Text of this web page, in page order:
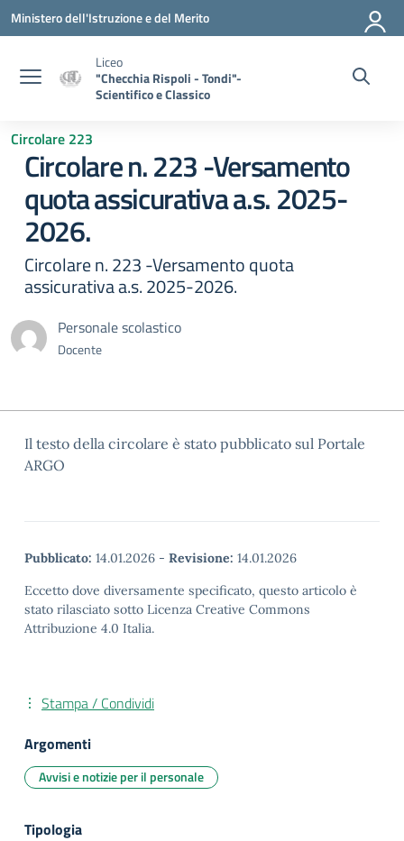
Vai ai contenuti
Vai al menu di navigazione
Vai al footer
Ministero dell'Istruzione e del Merito
Liceo
"Checchia Rispoli - Tondi"-
Scientifico e Classico
Circolare 223
Circolare n. 223 -Versamento
quota assicurativa a.s. 2025-
2026.
Circolare n. 223 -Versamento quota
assicurativa a.s. 2025-2026.
Personale scolastico
Docente
Il testo della circolare è stato pubblicato sul Portale
ARGO
Pubblicato: 14.01.2026 - Revisione: 14.01.2026
Eccetto dove diversamente specificato, questo articolo è
stato rilasciato sotto Licenza Creative Commons
Attribuzione 4.0 Italia.
Stampa / Condividi
Argomenti
Avvisi e notizie per il personale
Tipologia